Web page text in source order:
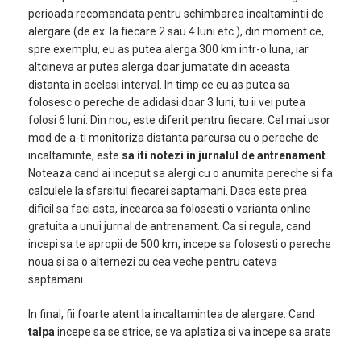
perioada recomandata pentru schimbarea incaltamintii de
alergare (de ex. la fiecare 2 sau 4 luni etc.), din moment ce,
spre exemplu, eu as putea alerga 300 km intr-o luna, iar
altcineva ar putea alerga doar jumatate din aceasta
distanta in acelasi interval. In timp ce eu as putea sa
folosesc o pereche de adidasi doar 3 luni, tu ii vei putea
folosi 6 luni. Din nou, este diferit pentru fiecare. Cel mai usor
mod de a-ti monitoriza distanta parcursa cu o pereche de
incaltaminte, este sa iti notezi in jurnalul de antrenament
Noteaza cand ai inceput sa alergi cu o anumita pereche si fa
calculele la sfarsitul fiecarei saptamani. Daca este prea
dificil sa faci asta, incearca sa folosesti o varianta online
gratuita a unui jurnal de antrenament. Ca si regula, cand
incepi sa te apropii de 500 km, incepe sa folosesti o pereche
noua si sa o alternezi cu cea veche pentru cateva
saptamani.
In final, fii foarte atent la incaltamintea de alergare. Cand
talpa incepe sa se strice, se va aplatiza si va incepe sa arate